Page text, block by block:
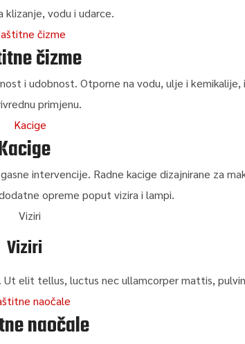
klizanje, vodu i udarce.
čizme
i udobnost. Otporne na vodu, ulje i
primjenu.
intervencije. Radne kacige dizajnirane za
opreme poput vizira i lampi.
Viziri
elit tellus, luctus nec ullamcorper mattis,
naočale